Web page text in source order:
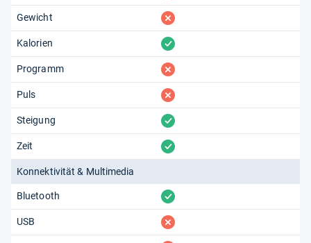
Gewicht fehlt
Kalorien vorhanden
Programm fehlt
Puls fehlt
Steigung vorhanden
Zeit vorhanden
Konnektivität & Multimedia
Bluetooth vorhanden
USB fehlt